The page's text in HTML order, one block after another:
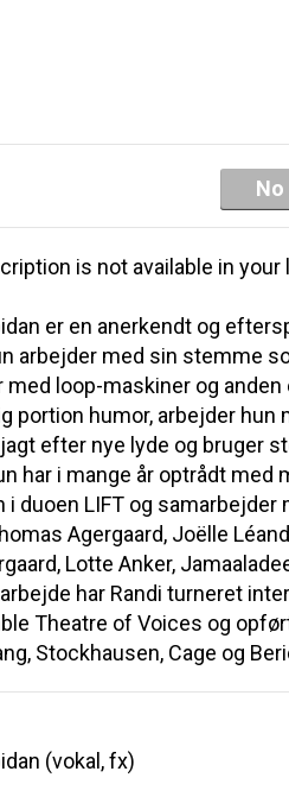
is not available in your
er en anerkendt og
arbejder med sin stemme
loop-maskiner og anden
portion humor, arbejder hun
jagt efter nye lyde og bruger
har i mange år optrådt med
i duoen LIFT og
Agergaard, Joëlle
Lotte Anker,
har Randi turneret
Theatre of Voices og
Stockhausen, Cage og
(vokal, fx)